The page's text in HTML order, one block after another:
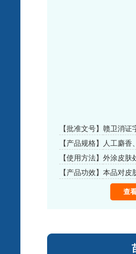
【批准文号】 赣卫消证
【产品规格】
人工麝香
黄、白芷
竭、冰
【使用方法】 外涂皮肤
【产品功效】
查